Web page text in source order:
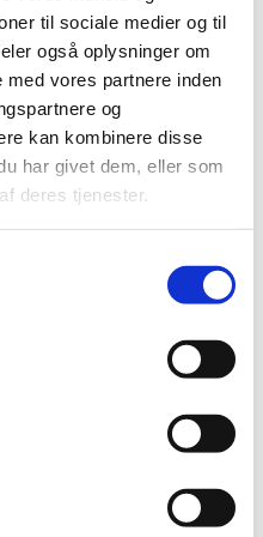
til sociale medier og til
også oplysninger om
vores partnere inden
og
kan kombinere disse
har givet dem, eller som
deres tjenester.
to dage før pinse,
Til sidst vil der blive
kaffe, som vi i henhold til
på vores dejlige,
kirkeplads.
kunne lide...